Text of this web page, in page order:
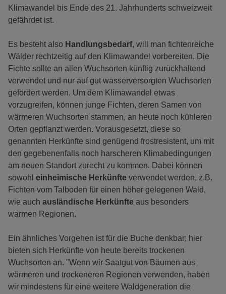
Klimawandel bis Ende des 21. Jahrhunderts schweizweit
gefährdet ist.
Es besteht also Handlungsbedarf, will man fichtenreiche
Wälder rechtzeitig auf den Klimawandel vorbereiten. Die
Fichte sollte an allen Wuchsorten künftig zurückhaltend
verwendet und nur auf gut wasserversorgten Wuchsorten
gefördert werden. Um dem Klimawandel etwas
vorzugreifen, können junge Fichten, deren Samen von
wärmeren Wuchsorten stammen, an heute noch kühleren
Orten gepflanzt werden. Vorausgesetzt, diese so
genannten Herkünfte sind genügend frostresistent, um mit
den gegebenenfalls noch harscheren Klimabedingungen
am neuen Standort zurecht zu kommen. Dabei können
sowohl einheimische Herkünfte verwendet werden, z.B.
Fichten vom Talboden für einen höher gelegenen Wald,
wie auch ausländische Herkünfte aus besonders
warmen Regionen.
Ein ähnliches Vorgehen ist für die Buche denkbar; hier
bieten sich Herkünfte von heute bereits trockenen
Wuchsorten an. "Wenn wir Saatgut von Bäumen aus
wärmeren und trockeneren Regionen verwenden, haben
wir mindestens für eine weitere Waldgeneration die